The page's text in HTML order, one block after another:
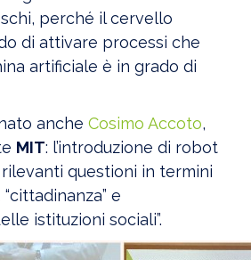
perché il cervello
di attivare processi che
artificiale è in grado di
anche Cosimo Accoto,
MIT: l’introduzione di robot
questioni in termini
“cittadinanza” e
istituzioni sociali”.